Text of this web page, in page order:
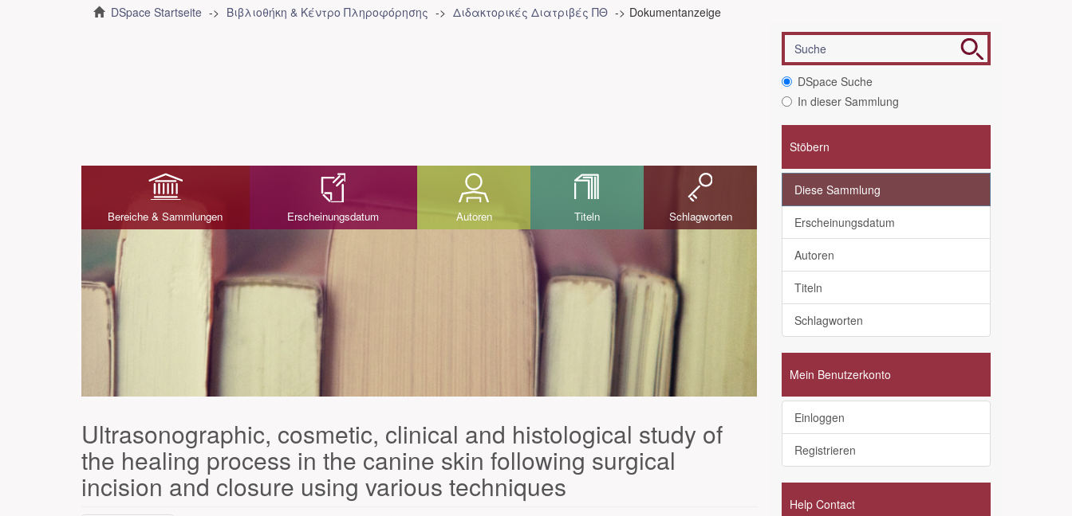
DSpace Startseite Βιβλιοθήκη & Κέντρο Πληροφόρησης Διδακτορικές Διατριβές ΠΘ Dokumentanzeige
Bereiche & Sammlungen Erscheinungsdatum Autoren Titeln Schlagworten
Ultrasonographic, cosmetic, clinical and histological study of
the healing process in the canine skin following surgical
incision and closure using various techniques
DSpace Suche
In dieser Sammlung
Stöbern
Diese Sammlung
Erscheinungsdatum
Autoren
Titeln
Schlagworten
Mein Benutzerkonto
Einloggen
Registrieren
Help Contact